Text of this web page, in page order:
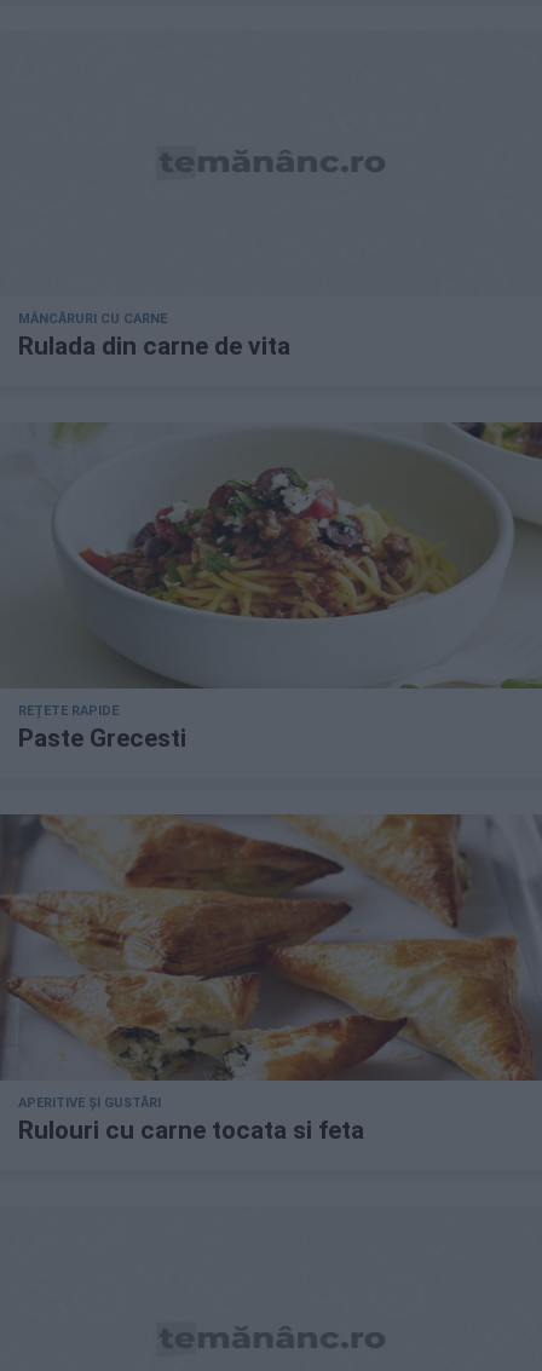
MÂNCĂRURI CU CARNE
Rulada din carne de vita
REȚETE RAPIDE
Paste Grecesti
APERITIVE ȘI GUSTĂRI
Rulouri cu carne tocata si feta